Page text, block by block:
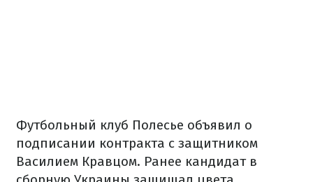
Футбольный клуб Полесье объявил о
подписании контракта с защитником
Василием Кравцом. Ранее кандидат в